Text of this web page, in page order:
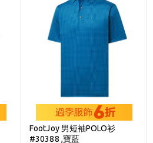
FootJoy 男短袖POLO衫
#30388 ,寶藍